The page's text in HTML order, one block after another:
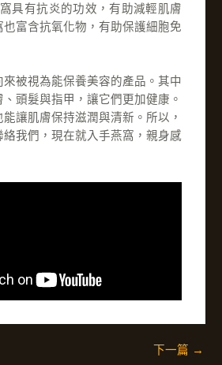
具有抗炎的功效，有助減輕肌膚
富含抗氧化物，有助保護細胞免
被視為能保養美容的產品。其中
頭髮與指甲，讓它們更加健康。
讓肌膚保持滋潤與清新。所以，
我們，現在就入手燕窩，親身感
下一篇 →